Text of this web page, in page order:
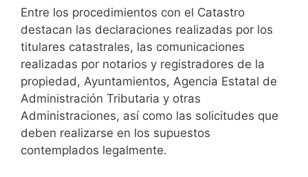
Entre los procedimientos con el Catastro
destacan las declaraciones realizadas por los
titulares catastrales, las comunicaciones
realizadas por notarios y registradores de la
propiedad, Ayuntamientos, Agencia Estatal de
Administración Tributaria y otras
Administraciones, así como las solicitudes que
deben realizarse en los supuestos
contemplados legalmente.